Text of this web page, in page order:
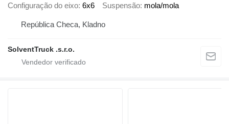
Configuração do eixo 6x6 Suspensão mola/mola
República Checa, Kladno
SolventTruck .s.r.o.